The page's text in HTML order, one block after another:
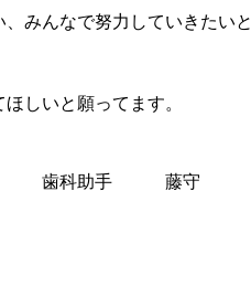
みんなで努力していきたいと
しいと願ってます。
守